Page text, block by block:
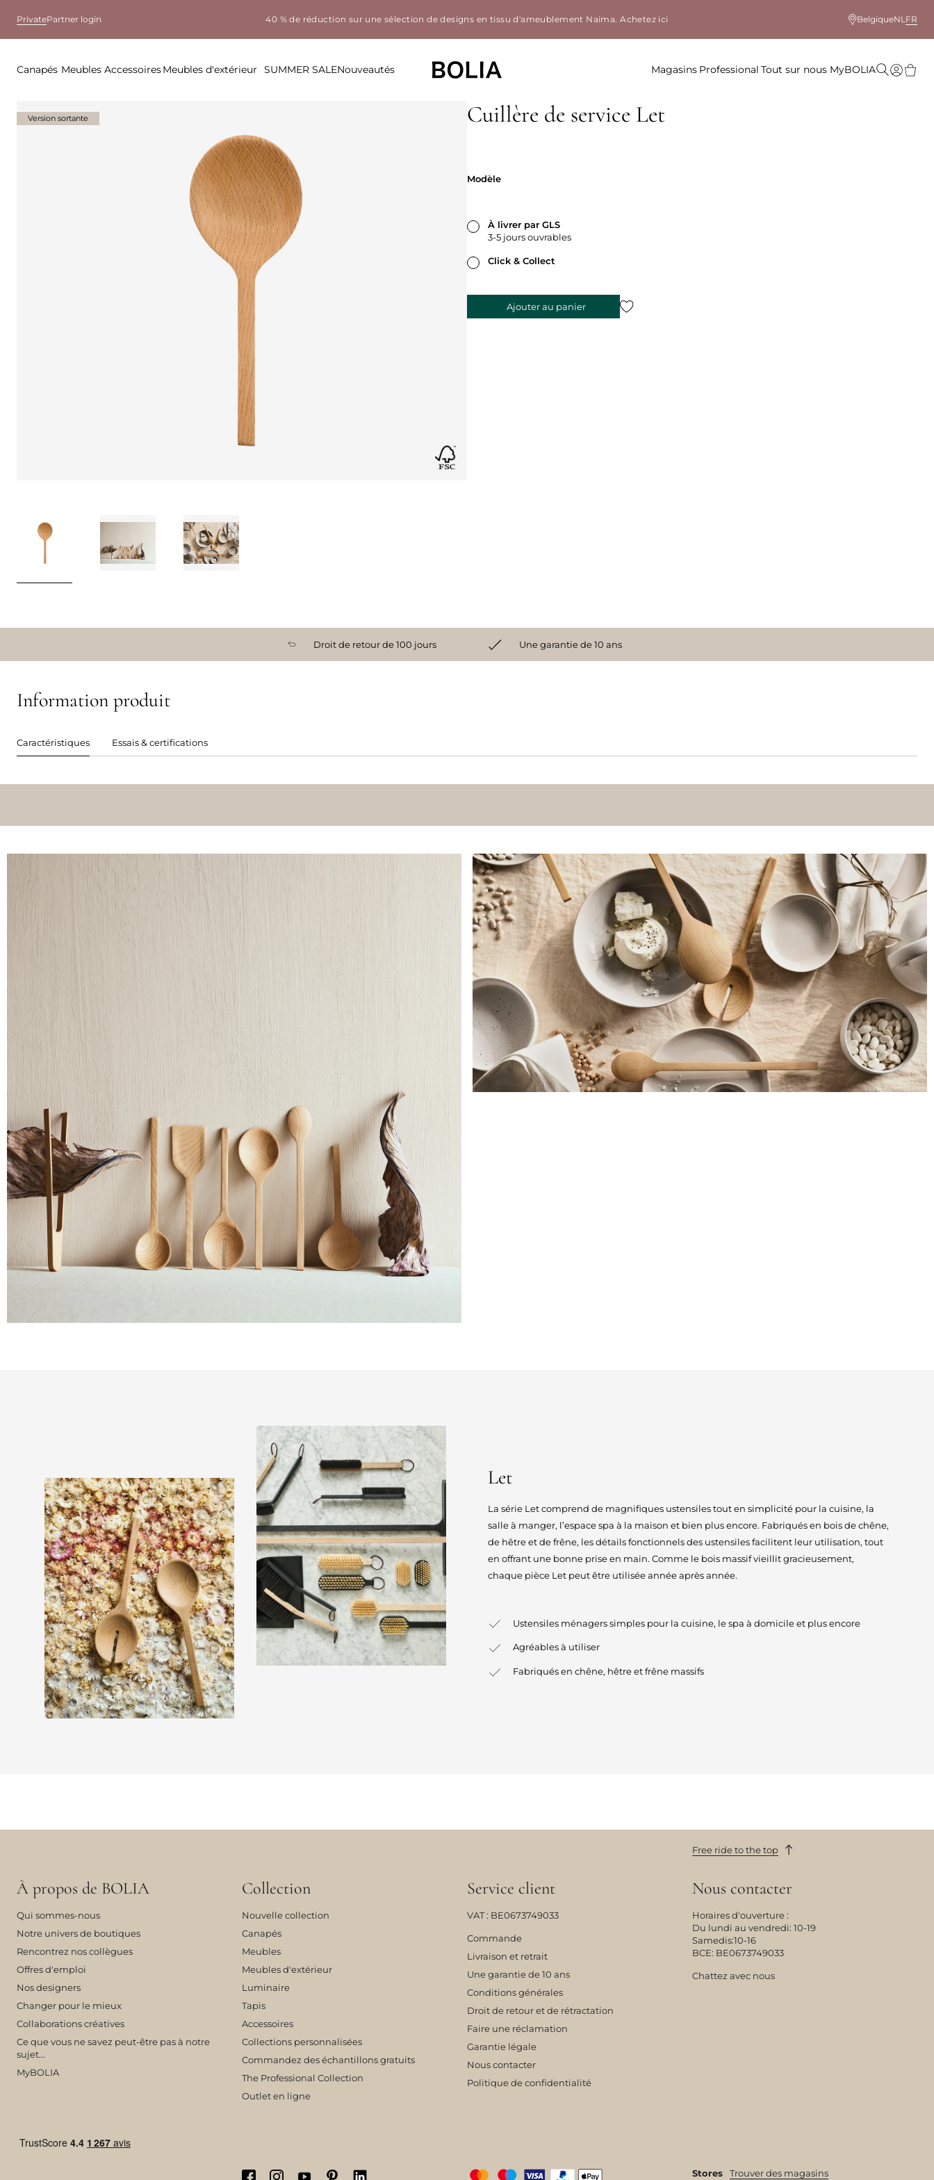
PrivatePartner login 40 % de réduction sur une sélection de designs en tissu d'ameublement Naima.Achetez ici BelgiqueNLFR
Canapés Meubles AccessoiresMeubles d'extérieur SUMMER SALENouveautés Magasins Professional Tout sur nous MyBOLIA
Cuillère de service Let
Modèle
À livrer par GLS
3-5 jours ouvrables
Click & Collect
Ajouter au panier
Version sortante
Droit de retour de 100 jours Une garantie de 10 ans
Information produit
Caractéristiques Essais & certifications
Let
La série Let comprend de magnifiques ustensiles tout en simplicité pour la cuisine, la
salle à manger, l’espace spa à la maison et bien plus encore. Fabriqués en bois de chêne,
de hêtre et de frêne, les détails fonctionnels des ustensiles facilitent leur utilisation, tout
en offrant une bonne prise en main. Comme le bois massif vieillit gracieusement,
chaque pièce Let peut être utilisée année après année.
Ustensiles ménagers simples pour la cuisine, le spa à domicile et plus encore
Agréables à utiliser
Fabriqués en chêne, hêtre et frêne massifs
Free ride to the top
À propos de BOLIA
Qui sommes-nous
Notre univers de boutiques
Rencontrez nos collègues
Offres d'emploi
Nos designers
Changer pour le mieux
Collaborations créatives
Ce que vous ne savez peut-être pas à notre
sujet...
MyBOLIA
Collection
Nouvelle collection
Canapés
Meubles
Meubles d'extérieur
Luminaire
Tapis
Accessoires
Collections personnalisées
Commandez des échantillons gratuits
The Professional Collection
Outlet en ligne
Service client
VAT : BE0673749033
Commande
Livraison et retrait
Une garantie de 10 ans
Conditions générales
Droit de retour et de rétractation
Faire une réclamation
Garantie légale
Nous contacter
Politique de confidentialité
Nous contacter
Horaires d'ouverture :
Du lundi au vendredi: 10-19
Samedis:10-16
BCE: BE0673749033
Chattez avec nous
Stores Trouver des magasins